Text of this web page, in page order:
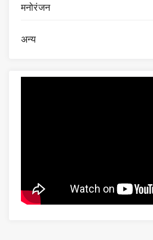
मनोरंजन
अन्य